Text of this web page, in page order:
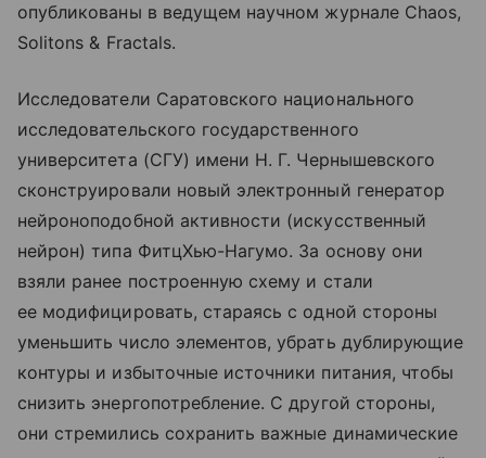
опубликованы в ведущем научном журнале Chaos,
Solitons & Fractals.
Исследователи Саратовского национального
исследовательского государственного
университета (СГУ) имени Н. Г. Чернышевского
сконструировали новый электронный генератор
нейроноподобной активности (искусственный
нейрон) типа ФитцХью-Нагумо. За основу они
взяли ранее построенную схему и стали
ее модифицировать, стараясь с одной стороны
уменьшить число элементов, убрать дублирующие
контуры и избыточные источники питания, чтобы
снизить энергопотребление. С другой стороны,
они стремились сохранить важные динамические